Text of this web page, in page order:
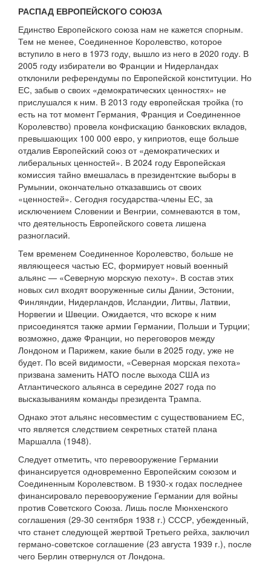
РАСПАД ЕВРОПЕЙСКОГО СОЮЗА
Единство Европейского союза нам не кажется спорным.
Тем не менее, Соединенное Королевство, которое
вступило в него в 1973 году, вышло из него в 2020 году. В
2005 году избиратели во Франции и Нидерландах
отклонили референдумы по Европейской конституции. Но
ЕС, забыв о своих «демократических ценностях» не
прислушался к ним. В 2013 году европейская тройка (то
есть на тот момент Германия, Франция и Соединенное
Королевство) провела конфискацию банковских вкладов,
превышающих 100 000 евро, у киприотов, еще больше
отдалив Европейский союз от «демократических и
либеральных ценностей». В 2024 году Европейская
комиссия тайно вмешалась в президентские выборы в
Румынии, окончательно отказавшись от своих
«ценностей». Сегодня государства-члены ЕС, за
исключением Словении и Венгрии, сомневаются в том,
что деятельность Европейского совета лишена
разногласий.
Тем временем Соединенное Королевство, больше не
являющееся частью ЕС, формирует новый военный
альянс — «Северную морскую пехоту». В состав этих
новых сил входят вооруженные силы Дании, Эстонии,
Финляндии, Нидерландов, Исландии, Литвы, Латвии,
Норвегии и Швеции. Ожидается, что вскоре к ним
присоединятся также армии Германии, Польши и Турции;
возможно, даже Франции, но переговоров между
Лондоном и Парижем, какие были в 2025 году, уже не
будет. По всей видимости, «Северная морская пехота»
призвана заменить НАТО после выхода США из
Атлантического альянса в середине 2027 года по
высказываниям команды президента Трампа.
Однако этот альянс несовместим с существованием ЕС,
что является следствием секретных статей плана
Маршалла (1948).
Следует отметить, что перевооружение Германии
финансируется одновременно Европейским союзом и
Соединенным Королевством. В 1930-х годах последнее
финансировало перевооружение Германии для войны
против Советского Союза. Лишь после Мюнхенского
соглашения (29-30 сентября 1938 г.) СССР, убежденный,
что станет следующей жертвой Третьего рейха, заключил
германо-советское соглашение (23 августа 1939 г.), после
чего Берлин отвернулся от Лондона.